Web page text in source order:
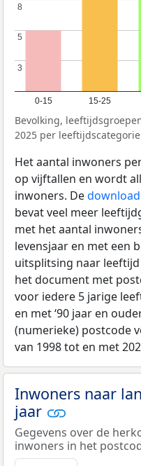
0-15 15-25
3
3
5
5
8
8
Bevolking,
2025 per
Het aantal inwoners
op vijftallen en wordt
inwoners. De
bevat veel meer
met het aantal
levensjaar en met een
uitsplitsing naar
het document met
voor iedere 5 jarige
en met ‘90 jaar en
(numerieke) postcode
van 1998 tot en met
Inwoners naar
jaar
Gegevens over de
inwoners in het